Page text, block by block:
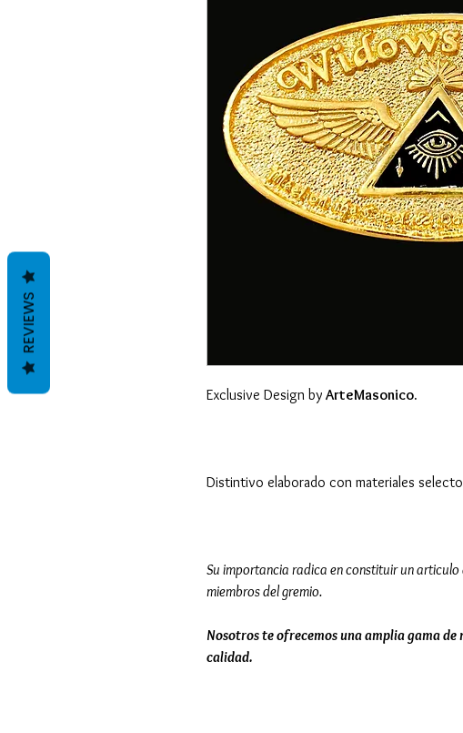
Exclusive Design by ArteMasonico.
Distintivo elaborado con materiales
Su importancia radica en constituir un
miembros del gremio.
Nosotros te ofrecemos una amplia gama de
calidad.
REVIEWS